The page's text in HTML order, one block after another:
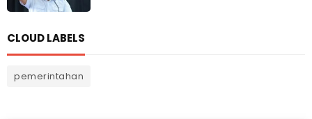
CLOUD LABELS
pemerintahan